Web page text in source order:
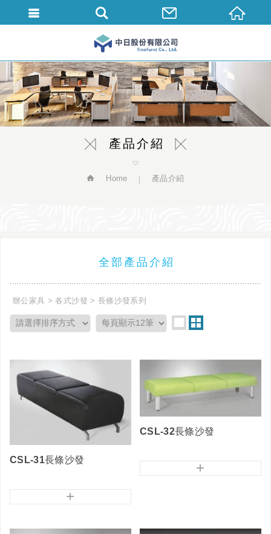
產品介紹
Home 產品介紹
全部產品介紹
辦公家具 各式沙發 長條沙發系列
CSL-31長條沙發
+
CSL-32長條沙發
+
繁體中文